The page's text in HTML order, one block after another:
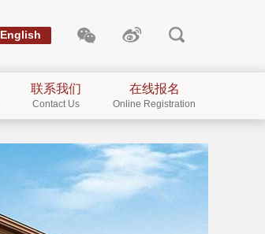
English
联系我们
Contact Us
在线报名
Online Registration